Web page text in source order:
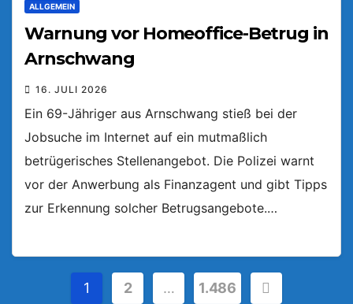
ALLGEMEIN
Warnung vor Homeoffice-Betrug in
Arnschwang
16. JULI 2026
Ein 69-Jähriger aus Arnschwang stieß bei der
Jobsuche im Internet auf ein mutmaßlich
betrügerisches Stellenangebot. Die Polizei warnt
vor der Anwerbung als Finanzagent und gibt Tipps
zur Erkennung solcher Betrugsangebote.…
Seitennummerierung
1 2 … 1.486